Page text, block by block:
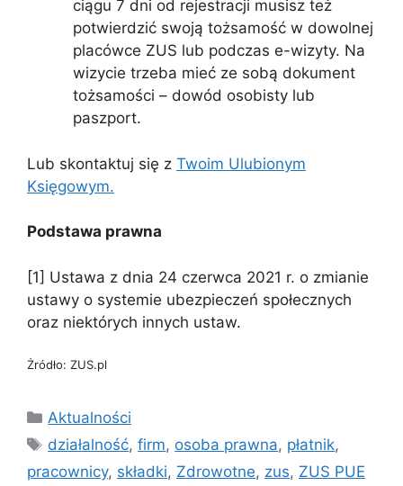
ciągu 7 dni od rejestracji musisz też
potwierdzić swoją tożsamość w dowolnej
placówce ZUS lub podczas e-wizyty. Na
wizycie trzeba mieć ze sobą dokument
tożsamości – dowód osobisty lub
paszport.
Lub skontaktuj się z Twoim Ulubionym
Księgowym.
Podstawa prawna
[1] Ustawa z dnia 24 czerwca 2021 r. o zmianie
ustawy o systemie ubezpieczeń społecznych
oraz niektórych innych ustaw.
Żródło: ZUS.pl
Kategorie
Aktualności
Tagi
działalność,firm, osoba prawna, płatnik,
pracownicy, składki, Zdrowotne, zus, ZUS PUE